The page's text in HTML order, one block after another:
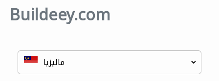
Buildeey.com